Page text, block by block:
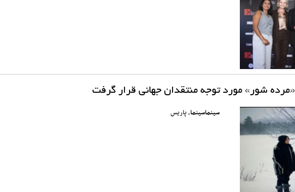
«مرده شور» مورد توجه منتقدان جهانی قرار گرفت
سینماسینما، پاریس